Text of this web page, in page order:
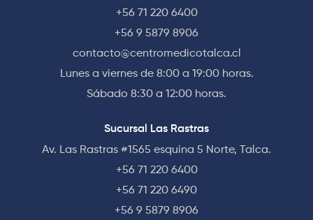
+56 71 220 6400
+56 9 5879 8906
contacto@centromedicotalca.cl
Lunes a viernes de 8:00 a 19:00 horas.
Sábado 8:30 a 12:00 horas.
Sucursal Las Rastras
Av. Las Rastras #1565 esquina 5 Norte, Talca.
+56 71 220 6400
+56 71 220 6490
+56 9 5879 8906